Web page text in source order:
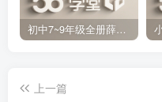
初中7~9年级全册薛金星中学教材全解PDF 百度网盘分享下载
上一篇